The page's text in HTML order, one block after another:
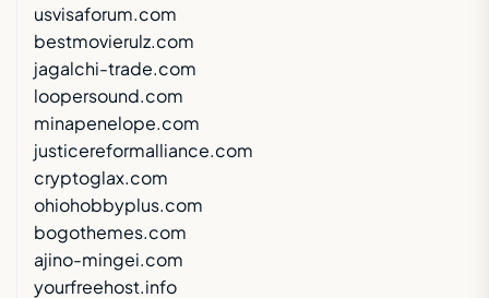
usvisaforum.com
bestmovierulz.com
jagalchi-trade.com
loopersound.com
minapenelope.com
justicereformalliance.com
cryptoglax.com
ohiohobbyplus.com
bogothemes.com
ajino-mingei.com
yourfreehost.info